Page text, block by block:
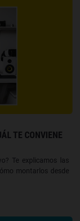
TE CONVIENE
Te explicamos las
montarlos desde